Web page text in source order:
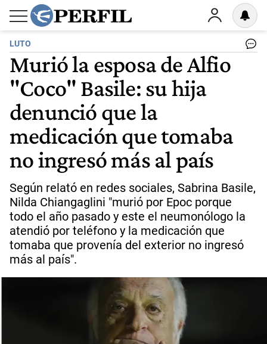
LUTO
Murió la esposa de Alfio
"Coco" Basile: su hija
denunció que la
medicación que tomaba
no ingresó más al país
Según relató en redes sociales, Sabrina Basile,
Nilda Chiangaglini "murió por Epoc porque
todo el año pasado y este el neumonólogo la
atendió por teléfono y la medicación que
tomaba que provenía del exterior no ingresó
más al país".